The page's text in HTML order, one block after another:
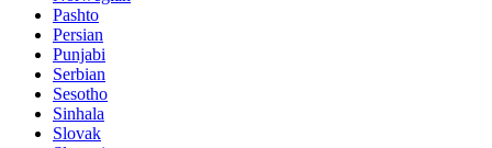
Pashto
Persian
Punjabi
Serbian
Sesotho
Sinhala
Slovak